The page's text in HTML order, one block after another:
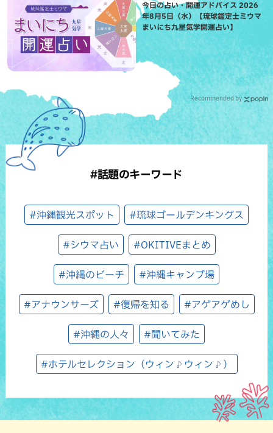
今日の占い・開運アドバイス 2026
年8月5日（水）【琉球鑑定士ミウマ
まいにち九星気学開運占い】
Recommended by
#話題のキーワード
#沖縄観光スポット #琉球ゴールデンキングス
#シウマ占い #OKITIVEまとめ
#沖縄のビーチ #沖縄キャンプ場
#アナウンサーズ #復帰を知る #アゲアゲめし
#沖縄の人々 #聞いてみた
#ホテルセレクション（ウィン♪ウィン♪）